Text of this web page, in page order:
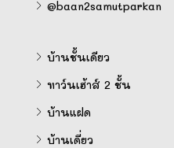
@baan2samutparkan
บ้านชั้นเดียว
ทาว์นเฮ้าส์ 2 ชั้น
บ้านแฝด
บ้านเดี่ยว